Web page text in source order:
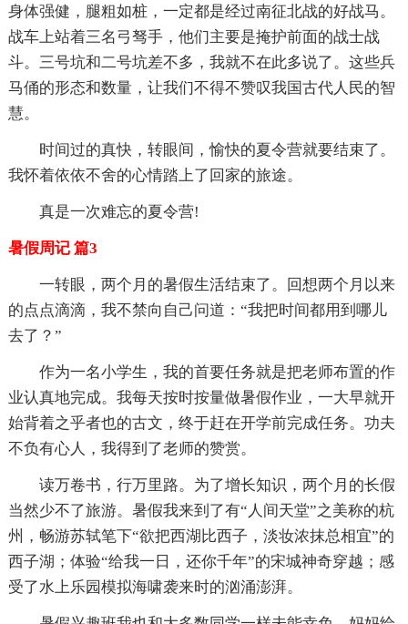
身体强健，腿粗如桩，一定都是经过南征北战的好战马。
战车上站着三名弓驽手，他们主要是掩护前面的战士战
斗。三号坑和二号坑差不多，我就不在此多说了。这些兵
马俑的形态和数量，让我们不得不赞叹我国古代人民的智
慧。
时间过的真快，转眼间，愉快的夏令营就要结束了。
我怀着依依不舍的心情踏上了回家的旅途。
真是一次难忘的夏令营!
暑假周记 篇3
一转眼，两个月的暑假生活结束了。回想两个月以来
的点点滴滴，我不禁向自己问道：“我把时间都用到哪儿
去了？”
作为一名小学生，我的首要任务就是把老师布置的作
业认真地完成。我每天按时按量做暑假作业，一大早就开
始背着之乎者也的古文，终于赶在开学前完成任务。功夫
不负有心人，我得到了老师的赞赏。
读万卷书，行万里路。为了增长知识，两个月的长假
当然少不了旅游。暑假我来到了有“人间天堂”之美称的杭
州，畅游苏轼笔下“欲把西湖比西子，淡妆浓抹总相宜”的
西子湖；体验“给我一日，还你千年”的宋城神奇穿越；感
受了水上乐园模拟海啸袭来时的汹涌澎湃。